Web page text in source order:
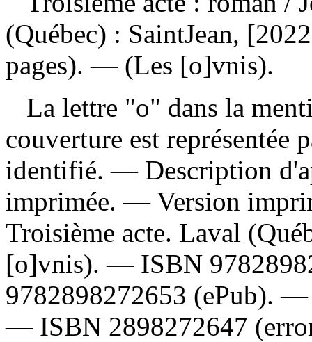
(Québec) : SaintJean,
pages). — (Les [o]vnis).
La lettre "o" dans la
couverture est représentée
identifié. — Description
imprimée. —Version
Troisième acte. Laval
[o]vnis). — ISBN
9782898272653 (ePub).
— ISBN 2898272647